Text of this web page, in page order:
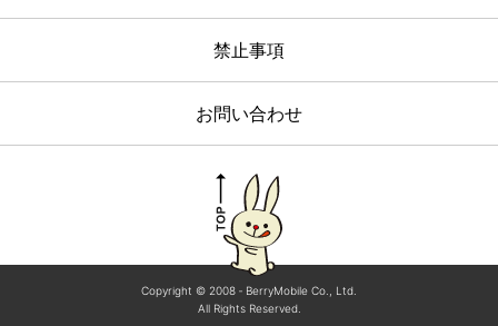
禁止事項
お問い合わせ
Copyright © 2008 ‐ BerryMobile Co., Ltd.
All Rights Reserved.